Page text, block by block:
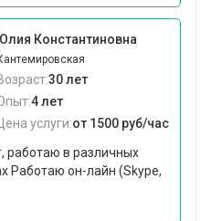
Константиновна
30 лет
4 лет
Цена услуги:от 1500 руб/час
работаю в различных
Paботаю oн-лайн (Skyрe,